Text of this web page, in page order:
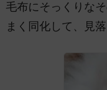
毛布にそっくりな
まく同化して、見